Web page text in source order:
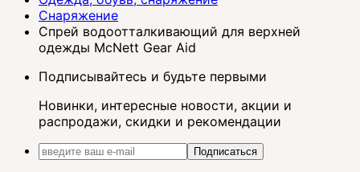
Снаряжение
Спрей водоотталкивающий для верхней
одежды McNett Gear Aid
Подписывайтесь и будьте первыми
Новинки, интересные новости, акции и
распродажи, скидки и рекомендации
Подписаться